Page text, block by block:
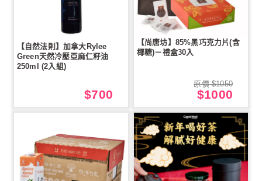
【自然法則】加拿大Rylee
Green天然冷壓亞麻仁籽油
250ml (2入組)
$700
【尚唐坊】85%黑巧克力片(含
椰糖)－禮盒30入
原價 $1050
$1000